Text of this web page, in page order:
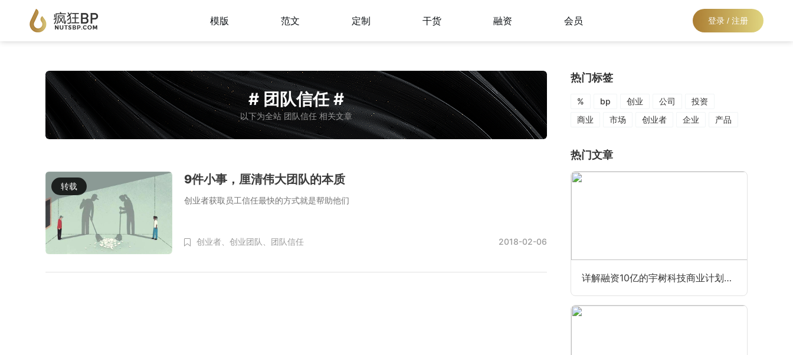
模版 范文 定制 干货 融资 会员 登录 / 注册
# 团队信任 #
以下为全站 团队信任 相关文章
转载 9件小事，厘清伟大团队的本质
创业者获取员工信任最快的方式就是帮助他们
创业者、 创业团队、 团队信任 2018-02-06
热门标签
% bp 创业 公司
投资
商业
市场 创业者 企业 产品
热门文章
详解融资10亿的宇树科技商业计划书（最全最新版）